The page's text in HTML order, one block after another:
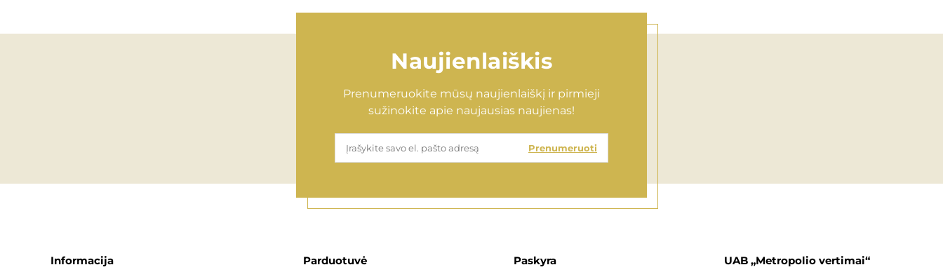
Naujienlaiškis
Prenumeruokite mūsų naujienlaiškį ir pirmieji
sužinokite apie naujausias naujienas!
Prenumeruoti
Informacija Parduotuvė Paskyra UAB „Metropolio vertimai“